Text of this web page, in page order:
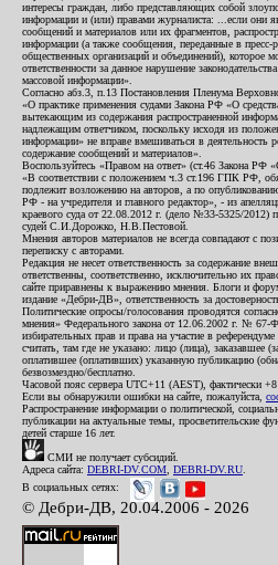
интересы граждан, либо представляющих собой
информации и (или) правами журналиста: ...если они
сообщений и материалов или их фрагментов,
информации (а также сообщения, переданные в пресс-
общественных организаций и объединений), которое
ответственности за данное нарушение
массовой информации».
Согласно абз.3, п.13 Постановления Пленума
«О практике применения судами Закона РФ «О
вытекающим из содержания распространенной
надлежащим ответчиком, поскольку исходя из
информации» не вправе вмешиваться в деятельность
содержание сообщений и материалов».
Воспользуйтесь «Правом на ответ» (ст.46 Закона РФ
«В соответствии с положением ч.3 ст.196 ГПК РФ,
подлежит возложению на авторов, а по
РФ - на учредителя и главного редактор», - из
краевого суда от 22.08.2012 г. (дело №33-5325/2012)
судей С.И.Дорожко, Н.В.Пестовой.
Мнения авторов материалов не всегда совпадают с
переписку с авторами.
Редакция не несет ответственность за содержание
ответственны, соответственно, исключительно их
сайте приравнены к выражению мнения. Блоги и
издание «Дебри-ДВ», ответственность за
Политические опросы/голосования проводятся
мнения» Федерального закона от 12.06.2002 г. № 67-
избирательных прав и права на участие в
считать, там где не указано: лицо (лица), заказавшее
оплатившее (оплативших) указанную публикацию
безвозмездно/бесплатно.
Часовой пояс сервера UTC+11 (AEST), фактически +8
Если вы обнаружили ошибки на сайте, пожалуйста,
Распространение информации о политической,
публикации на актуальные темы,
детей старше 16 лет.
СМИ не получает субсидий.
Адреса сайта: DEBRI-DV.COM DEBRI-DV.RU
В социальных сетях:
© Дебри-ДВ, 20.04.2006 - 2026